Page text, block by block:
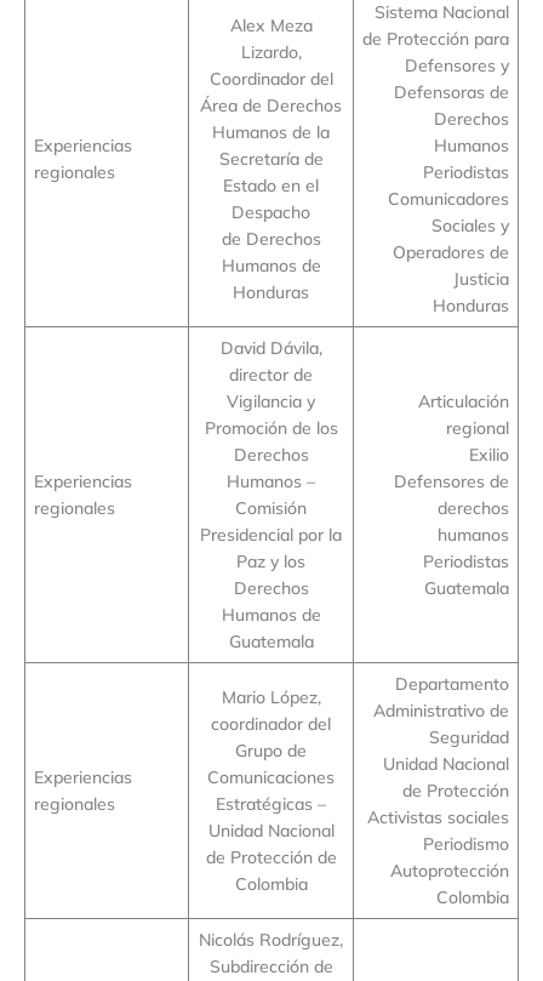
Experiencias
regionales
Alex Meza
Lizardo,
Coordinador del
Área de Derechos
Humanos de la
Secretaría de
Estado en el
Despacho
de Derechos
Humanos de
Honduras
Sistema Nacional
de Protección para
Defensores y
Defensoras de
Derechos
Humanos
Periodistas
Comunicadores
Sociales y
Operadores de
Justicia
Honduras
Experiencias
regionales
David Dávila,
director de
Vigilancia y
Promoción de los
Derechos
Humanos –
Comisión
Presidencial por la
Paz y los
Derechos
Humanos de
Guatemala
Articulación
regional
Exilio
Defensores de
derechos
humanos
Periodistas
Guatemala
Experiencias
regionales
Mario López,
coordinador del
Grupo de
Comunicaciones
Estratégicas –
Unidad Nacional
de Protección de
Colombia
Departamento
Administrativo de
Seguridad
Unidad Nacional
de Protección
Activistas sociales
Periodismo
Autoprotección
Colombia
Nicolás Rodríguez,
Subdirección de